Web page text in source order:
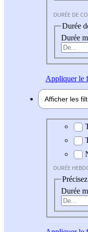
DURÉE DE
Durée
Durée
Appliquerle
Afficher les
Durée
DURÉE
Durée